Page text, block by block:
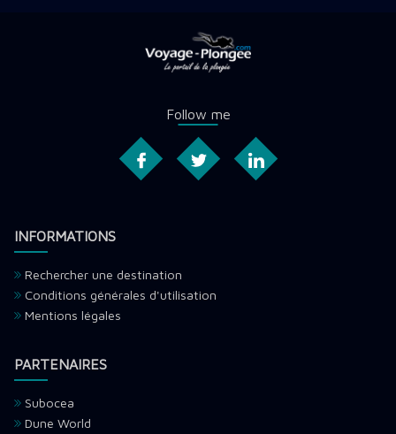
Follow me
INFORMATIONS
Rechercher une destination
Conditions générales d'utilisation
Mentions légales
PARTENAIRES
Subocea
Dune World